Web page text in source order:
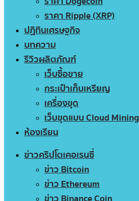
ราคา Ripple (XRP)
ปฏิทินเศรษฐกิจ
บทความ
รีวิวผลิตภัณฑ์
เว็บซื้อขาย
กระเป๋าเก็บเหรียญ
เครื่องขุด
เว็บขุดแบบ Cloud Mining
ห้องเรียน
ข่าวคริปโตเคอเรนซี่
ข่าว Bitcoin
ข่าว Ethereum